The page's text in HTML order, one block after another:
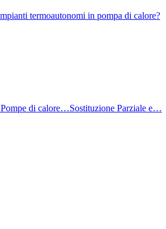
termoautonomi in pompa di calore?
di calore…Sostituzione Parziale e…